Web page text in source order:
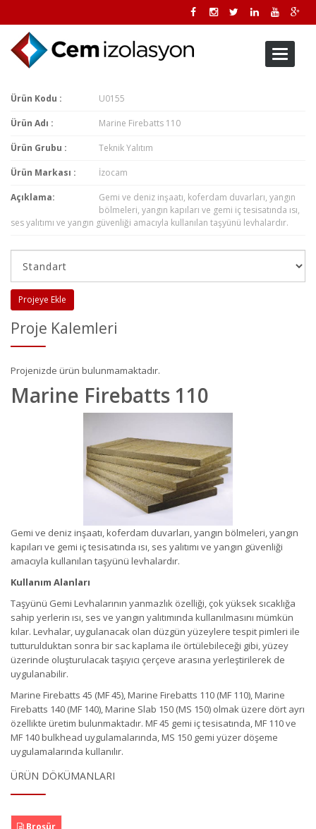
Toggle
Ürün Kodu : U0155
Ürün Adı : Marine Firebatts 110
Ürün Grubu : Teknik Yalıtım
Ürün Markası : İzocam
Açıklama:
Gemi ve deniz inşaatı, koferdam duvarları, yangın
bölmeleri, yangın kapıları ve gemi iç tesisatında ısı,
ses yalıtımı ve yangın güvenliği amacıyla kullanılan taşyünü levhalardır.
Projeye Ekle
Proje Kalemleri
Projenizde ürün bulunmamaktadır.
Marine Firebatts 110
Gemi ve deniz inşaatı, koferdam duvarları, yangın bölmeleri, yangın
kapıları ve gemi iç tesisatında ısı, ses yalıtımı ve yangın güvenliği
amacıyla kullanılan taşyünü levhalardır.
Kullanım Alanları
Taşyünü Gemi Levhalarının yanmazlık özelliği, çok yüksek sıcaklığa
sahip yerlerin ısı, ses ve yangın yalıtımında kullanılmasını mümkün
kılar. Levhalar, uygulanacak olan düzgün yüzeylere tespit pimleri ile
tutturulduktan sonra bir sac kaplama ile örtülebileceği gibi, yüzey
üzerinde oluşturulacak taşıyıcı çerçeve arasına yerleştirilerek de
uygulanabilir.
Marine Firebatts 45 (MF 45), Marine Firebatts 110 (MF 110), Marine
Firebatts 140 (MF 140), Marine Slab 150 (MS 150) olmak üzere dört ayrı
özellikte üretim bulunmaktadır. MF 45 gemi iç tesisatında, MF 110 ve
MF 140 bulkhead uygulamalarında, MS 150 gemi yüzer döşeme
uygulamalarında kullanılır.
ÜRÜN DÖKÜMANLARI
Broşür